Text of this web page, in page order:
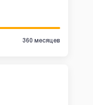
360 месяцев